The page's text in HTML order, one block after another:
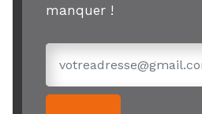
manquer !